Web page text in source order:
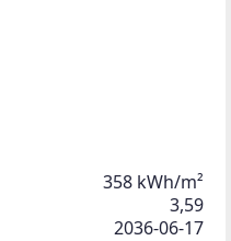
358 kWh/m²
3,59
2036-06-17